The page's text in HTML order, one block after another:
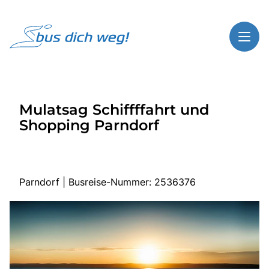
Highlights
Service
Start
Busreisen
Bus mieten
Mulatsag Schiffffahrt und
Shopping Parndorf
Parndorf | Busreise-Nummer: 2536376